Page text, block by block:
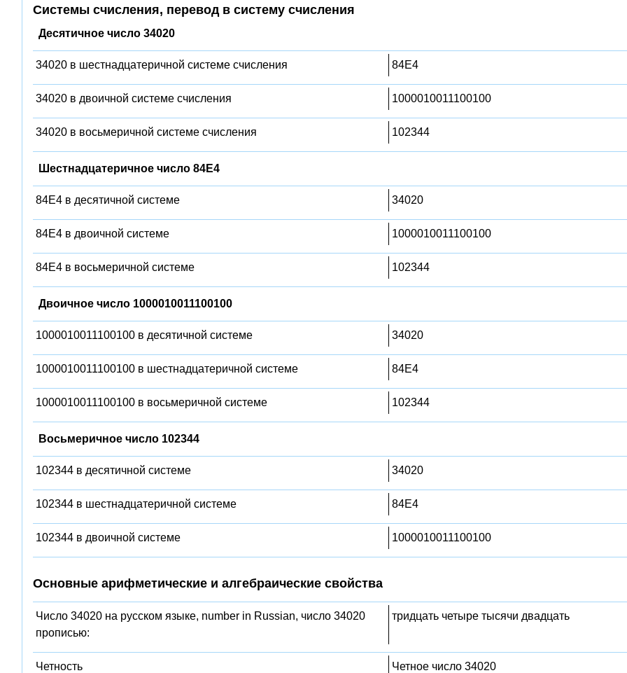
Системы счисления, перевод в систему счисления
Десятичное число 34020
34020 в шестнадцатеричной системе счисления 84E4
34020 в двоичной системе счисления 1000010011100100
34020 в восьмеричной системе счисления 102344
Шестнадцатеричное число 84E4
84E4 в десятичной системе 34020
84E4 в двоичной системе 1000010011100100
84E4 в восьмеричной системе 102344
Двоичное число 1000010011100100
1000010011100100 в десятичной системе 34020
1000010011100100 в шестнадцатеричной системе 84E4
1000010011100100 в восьмеричной системе 102344
Восьмеричное число 102344
102344 в десятичной системе 34020
102344 в шестнадцатеричной системе 84E4
102344 в двоичной системе 1000010011100100
Основные арифметические и алгебраические свойства
Число 34020 на русском языке, number in Russian, число 34020
прописью:
тридцать четыре тысячи двадцать
Четность Четное число 34020